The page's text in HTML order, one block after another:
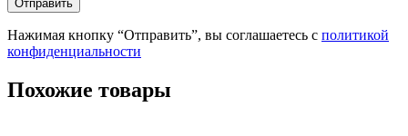
Нажимая кнопку “Отправить”, вы соглашаетесь с политикой
конфиденциальности
Похожие товары